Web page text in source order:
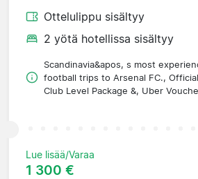
Ottelulippu sisältyy
2 yötä hotellissa sisältyy
Scandinavia&apos, s most
football trips to Arsenal FC.,
Club Level Package &, Uber
Lue lisää/Varaa
1 300 €